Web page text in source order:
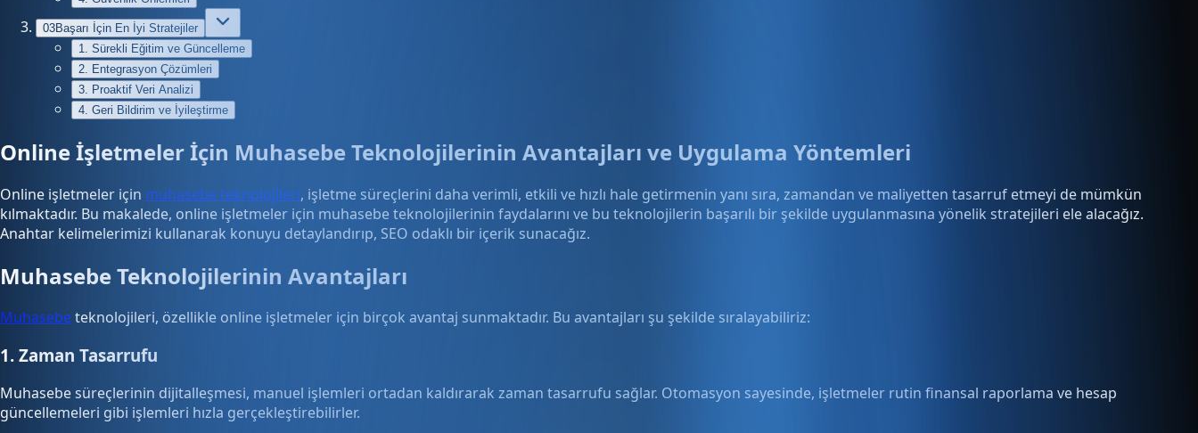
03Başarı İçin En İyi Stratejiler
1. Sürekli Eğitim ve Güncelleme
2. Entegrasyon Çözümleri
3. Proaktif Veri Analizi
4. Geri Bildirim ve İyileştirme
Online İşletmeler İçin Muhasebe Teknolojilerinin Avantajları ve Uygulama Yöntemleri
Online işletmeler için muhasebe teknolojileri, işletme süreçlerini daha verimli, etkili ve hızlı hale getirmenin yanı sıra, zamandan ve maliyetten tasarruf etmeyi de mümkün
kılmaktadır. Bu makalede, online işletmeler için muhasebe teknolojilerinin faydalarını ve bu teknolojilerin başarılı bir şekilde uygulanmasına yönelik stratejileri ele alacağız.
Anahtar kelimelerimizi kullanarak konuyu detaylandırıp, SEO odaklı bir içerik sunacağız.
Muhasebe Teknolojilerinin Avantajları
Muhasebeteknolojileri, özellikle online işletmeler için birçok avantaj sunmaktadır. Bu avantajları şu şekilde sıralayabiliriz:
1. Zaman Tasarrufu
Muhasebe süreçlerinin dijitalleşmesi, manuel işlemleri ortadan kaldırarak zaman tasarrufu sağlar. Otomasyon sayesinde, işletmeler rutin finansal raporlama ve hesap
güncellemeleri gibi işlemleri hızla gerçekleştirebilirler.